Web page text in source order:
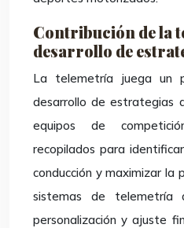
Contribución de la
desarrollo de
La telemetría juega un
desarrollo de estrategias
equipos de
recopilados para
conducción y maximizar la
sistemas de telemetría
personalización y ajuste